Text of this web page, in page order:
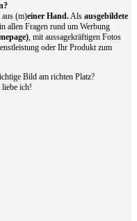
aus (m)einer Hand.Als ausgebildete
allen Fragen rund um Werbung
, mit aussagekräftigen Fotos
oder Ihr Produkt zum
Bild am richten Platz?
liebe ich!